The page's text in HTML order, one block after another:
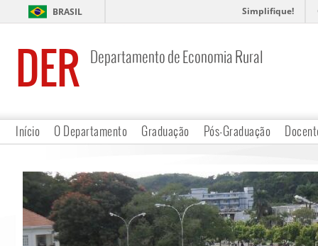
BRASIL Simplifique!
DER Departamento de Economia Rural
Início O Departamento Graduação Pós-Graduação